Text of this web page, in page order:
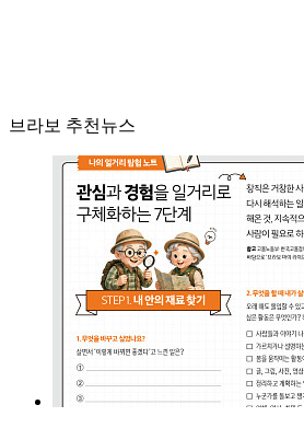
브라보 추천뉴스